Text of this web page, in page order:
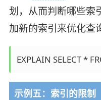
划，从而判断哪些索
加新的索引来优化查
示例五：索引的限制